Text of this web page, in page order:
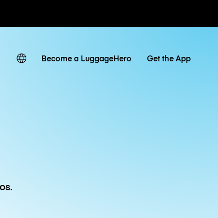
/ diárias
Become a LuggageHero Get the App